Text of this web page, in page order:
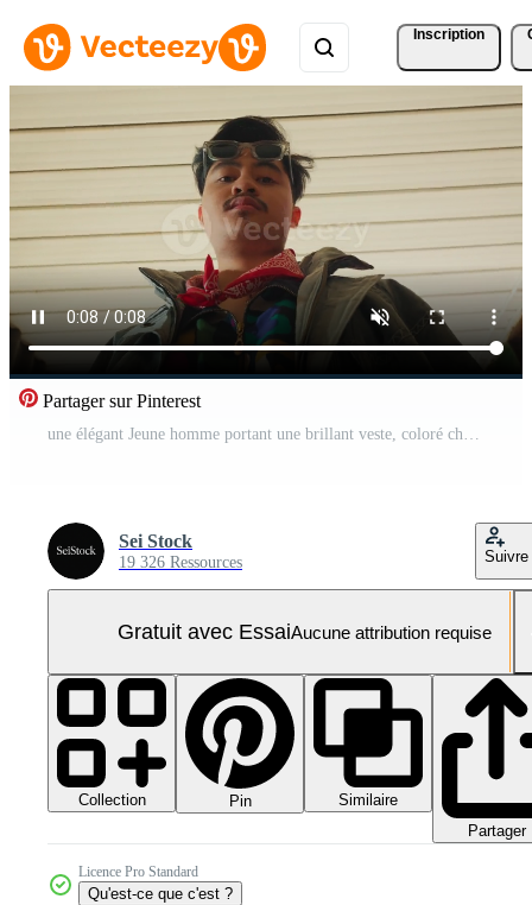
Inscription
Partager sur Pinterest
une élégant Jeune homme portant une brillant veste, coloré chemise, et des lunettes de soleil, permanent dans une porte avec une néon signe dans le Contexte. le réglage a une vibrant, Urbain ressentir Vidéo Pro
Sei Stock
19 326 Ressources Suivre
Gratuit avec EssaiAucune attribution requise
Collection Pin
Similaire
Partager
Licence Pro Standard
Qu'est-ce que c'est ?